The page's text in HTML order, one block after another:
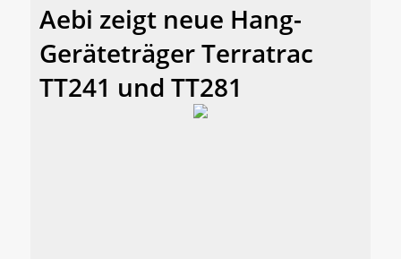
Aebi zeigt neue Hang-
Geräteträger Terratrac
TT241 und TT281